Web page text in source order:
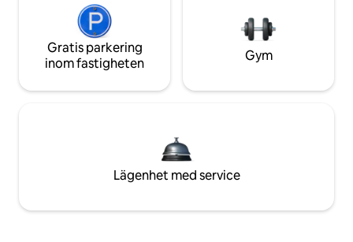
Gratis parkering
inom fastigheten
Gym
Lägenhet med service